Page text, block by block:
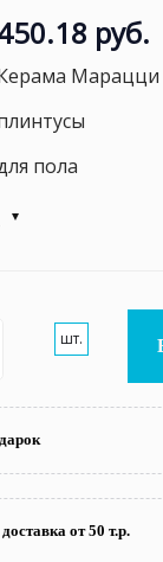
руб.
Марацци
пола
шт.
от 50 т.р.